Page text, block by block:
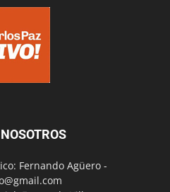
Fernando Agüero -